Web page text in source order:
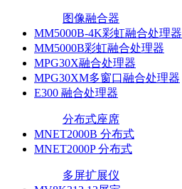
图像融合器
MM5000B-4K彩虹融合处理器
MM5000B彩虹融合处理器
MPG30X融合处理器
MPG30XM多窗口融合处理器
E300 融合处理器
分布式座席
MNET2000B 分布式
MNET2000P 分布式
多屏扩展仪